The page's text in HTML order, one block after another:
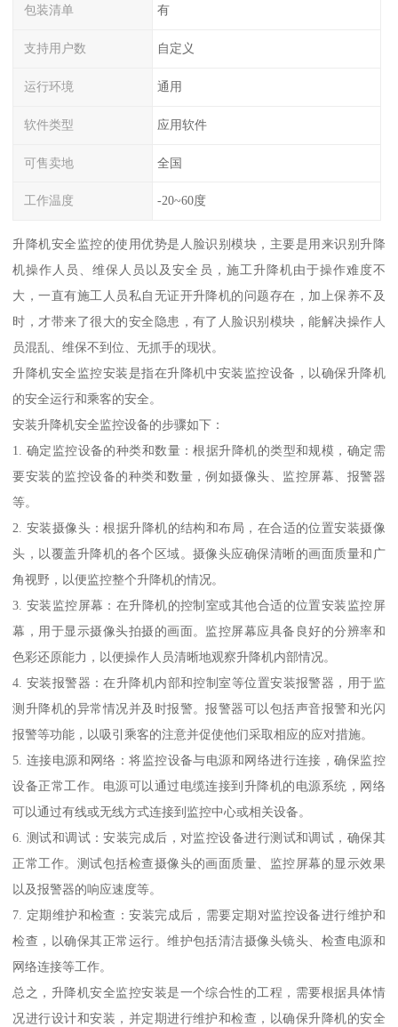
包装清单 有
支持用户数 自定义
运行环境 通用
软件类型 应用软件
可售卖地 全国
工作温度 -20~60度
升降机安全监控的使用优势是人脸识别模块，主要是用来识别升降
机操作人员、维保人员以及安全员，施工升降机由于操作难度不
大，一直有施工人员私自无证开升降机的问题存在，加上保养不及
时，才带来了很大的安全隐患，有了人脸识别模块，能解决操作人
员混乱、维保不到位、无抓手的现状。
升降机安全监控安装是指在升降机中安装监控设备，以确保升降机
的安全运行和乘客的安全。
安装升降机安全监控设备的步骤如下：
1. 确定监控设备的种类和数量：根据升降机的类型和规模，确定需
要安装的监控设备的种类和数量，例如摄像头、监控屏幕、报警器
等。
2. 安装摄像头：根据升降机的结构和布局，在合适的位置安装摄像
头，以覆盖升降机的各个区域。摄像头应确保清晰的画面质量和广
角视野，以便监控整个升降机的情况。
3. 安装监控屏幕：在升降机的控制室或其他合适的位置安装监控屏
幕，用于显示摄像头拍摄的画面。监控屏幕应具备良好的分辨率和
色彩还原能力，以便操作人员清晰地观察升降机内部情况。
4. 安装报警器：在升降机内部和控制室等位置安装报警器，用于监
测升降机的异常情况并及时报警。报警器可以包括声音报警和光闪
报警等功能，以吸引乘客的注意并促使他们采取相应的应对措施。
5. 连接电源和网络：将监控设备与电源和网络进行连接，确保监控
设备正常工作。电源可以通过电缆连接到升降机的电源系统，网络
可以通过有线或无线方式连接到监控中心或相关设备。
6. 测试和调试：安装完成后，对监控设备进行测试和调试，确保其
正常工作。测试包括检查摄像头的画面质量、监控屏幕的显示效果
以及报警器的响应速度等。
7. 定期维护和检查：安装完成后，需要定期对监控设备进行维护和
检查，以确保其正常运行。维护包括清洁摄像头镜头、检查电源和
网络连接等工作。
总之，升降机安全监控安装是一个综合性的工程，需要根据具体情
况进行设计和安装，并定期进行维护和检查，以确保升降机的安全